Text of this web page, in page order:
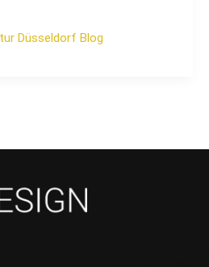
Düsseldorf Blog